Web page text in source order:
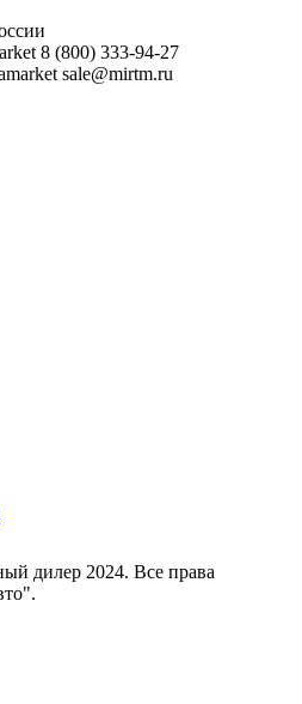
8 (800) 333-94-27
sale@mirtm.ru
дилер 2024. Все права